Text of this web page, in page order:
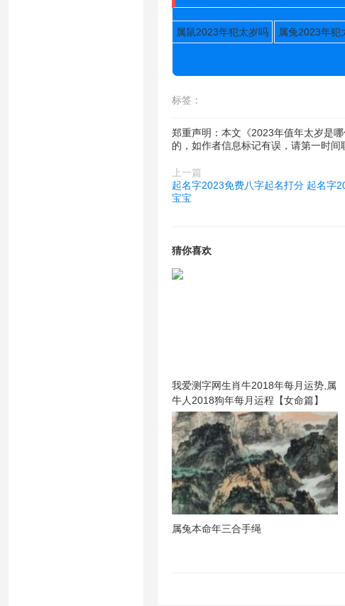
属鼠2023年犯太岁吗 属兔2023年犯
标签：
郑重声明：本文《2023年值年太岁是
的，如作者信息标记有误，请第一时间
上一篇
起名字2023免费八字起名打分 起名字
宝宝
猜你喜欢
我爱测字网生肖牛2018年每月运势,属
牛人2018狗年每月运程【女命篇】
属兔本命年三合手绳